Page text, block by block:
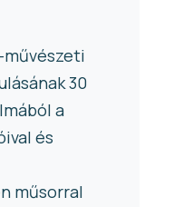
művészeti
30
a
és
műsorral